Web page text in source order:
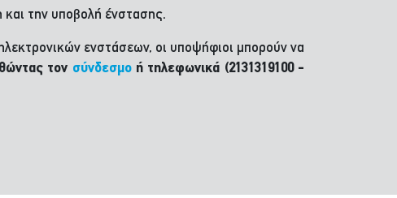
την υποβολή ένστασης.
ενστάσεων, οι υποψήφιοι μπορούν να
τον σύνδεσμοή τηλεφωνικά (2131319100 -